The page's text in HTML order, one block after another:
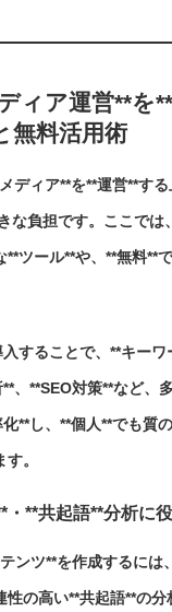
ィア運営**を
無料活用術
ディア**を**運営**す
な負担です。ここでは
**ツール**や、**無料**
することで、**キーワ
、**SEO対策**など、
**し、**個人**でも質
。
・**共起語**分析に
ンツ**を作成するには
の高い**共起語**の分